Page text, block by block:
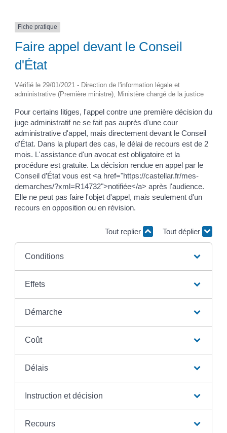
Fiche pratique
Faire appel devant le Conseil
d'État
Vérifié le 29/01/2021 - Direction de l'information légale et
administrative (Première ministre), Ministère chargé de la justice
Pour certains litiges, l'appel contre une première décision du
juge administratif ne se fait pas auprès d'une cour
administrative d'appel, mais directement devant le Conseil
d'État. Dans la plupart des cas, le délai de recours est de 2
mois. L'assistance d'un avocat est obligatoire et la
procédure est gratuite. La décision rendue en appel par le
Conseil d’État vous est <a href="https://castellar.fr/mes-
demarches/?xml=R14732">notifiée</a> après l'audience.
Elle ne peut pas faire l'objet d'appel, mais seulement d'un
recours en opposition ou en révision.
Tout replier Tout déplier
Conditions
Effets
Démarche
Coût
Délais
Instruction et décision
Recours